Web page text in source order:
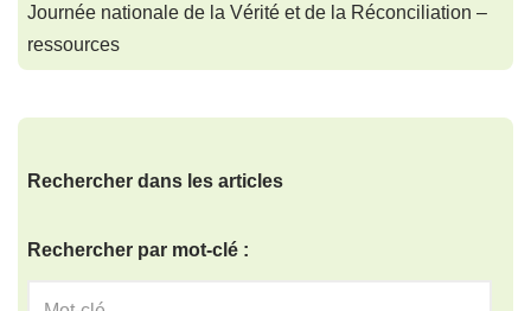
Journée nationale de la Vérité et de la Réconciliation –
ressources
Rechercher dans les articles
Rechercher par mot-clé :